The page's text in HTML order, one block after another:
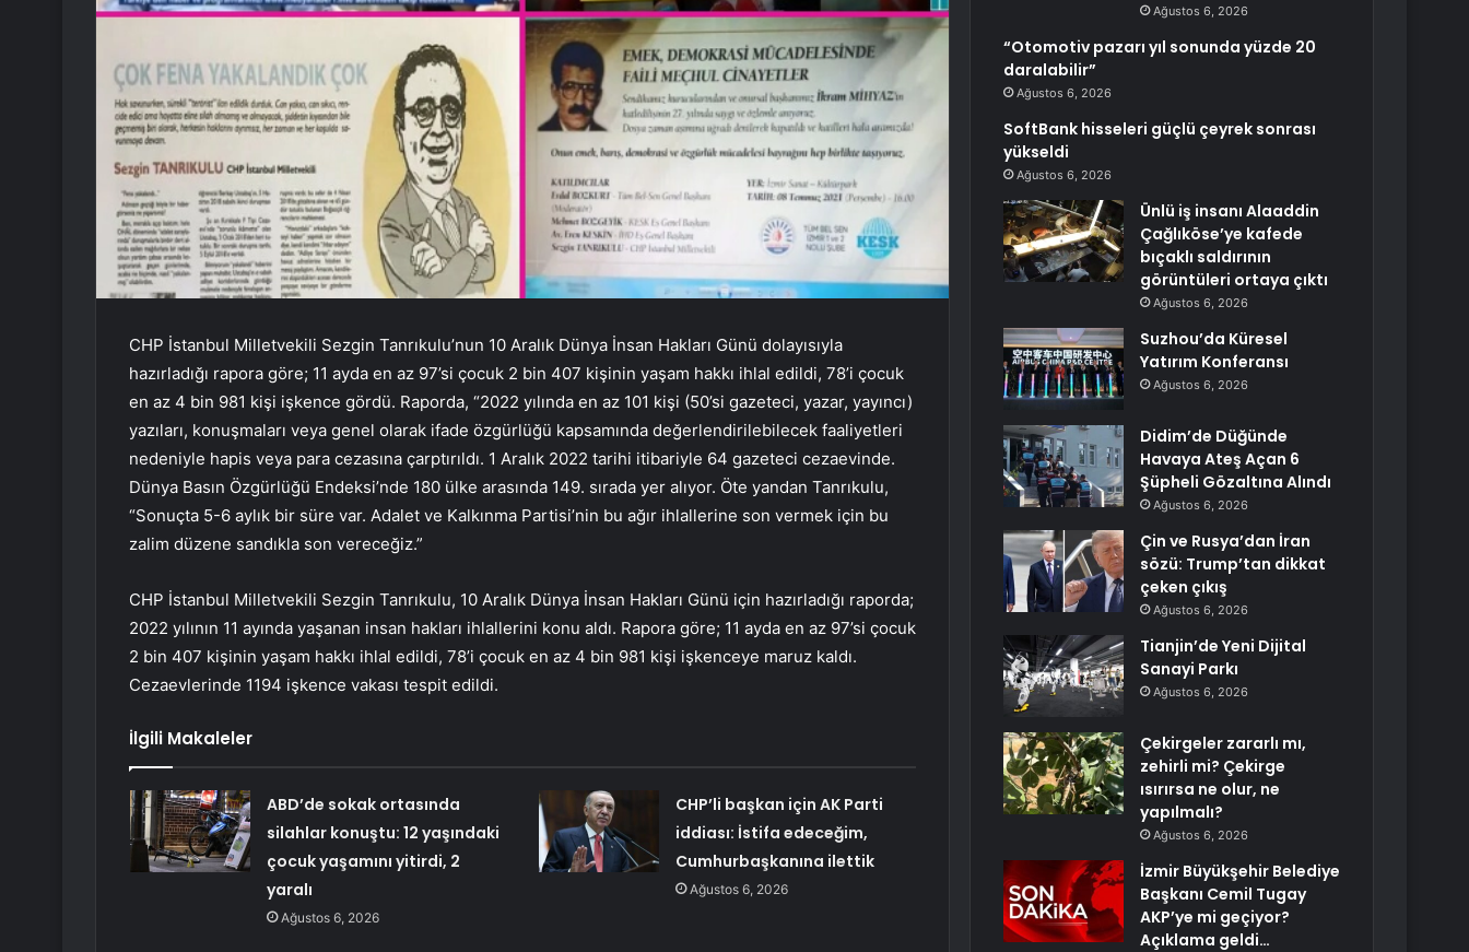
CHP İstanbul Milletvekili Sezgin Tanrıkulu’nun 10 Aralık Dünya İnsan Hakları Günü dolayısıyla
hazırladığı rapora göre; 11 ayda en az 97’si çocuk 2 bin 407 kişinin yaşam hakkı ihlal edildi, 78’i çocuk
en az 4 bin 981 kişi işkence gördü. Raporda, “2022 yılında en az 101 kişi (50’si gazeteci, yazar, yayıncı)
yazıları, konuşmaları veya genel olarak ifade özgürlüğü kapsamında değerlendirilebilecek faaliyetleri
nedeniyle hapis veya para cezasına çarptırıldı. 1 Aralık 2022 tarihi itibariyle 64 gazeteci cezaevinde.
Dünya Basın Özgürlüğü Endeksi’nde 180 ülke arasında 149. sırada yer alıyor. Öte yandan Tanrıkulu,
“Sonuçta 5-6 aylık bir süre var. Adalet ve Kalkınma Partisi’nin bu ağır ihlallerine son vermek için bu
zalim düzene sandıkla son vereceğiz.”
CHP İstanbul Milletvekili Sezgin Tanrıkulu, 10 Aralık Dünya İnsan Hakları Günü için hazırladığı raporda;
2022 yılının 11 ayında yaşanan insan hakları ihlallerini konu aldı. Rapora göre; 11 ayda en az 97’si çocuk
2 bin 407 kişinin yaşam hakkı ihlal edildi, 78’i çocuk en az 4 bin 981 kişi işkenceye maruz kaldı.
Cezaevlerinde 1194 işkence vakası tespit edildi.
İlgili Makaleler
ABD’de sokak ortasında
silahlar konuştu: 12 yaşındaki
çocuk yaşamını yitirdi, 2
yaralı
Ağustos 6, 2026
CHP’li başkan için AK Parti
iddiası: İstifa edeceğim,
Cumhurbaşkanına ilettik
Ağustos 6, 2026
Ağustos 6, 2026
“Otomotiv pazarı yıl sonunda yüzde 20
daralabilir”
Ağustos 6, 2026
SoftBank hisseleri güçlü çeyrek sonrası
yükseldi
Ağustos 6, 2026
Ünlü iş insanı Alaaddin
Çağlıköse’ye kafede
bıçaklı saldırının
görüntüleri ortaya çıktı
Ağustos 6, 2026
Suzhou’da Küresel
Yatırım Konferansı
Ağustos 6, 2026
Didim’de Düğünde
Havaya Ateş Açan 6
Şüpheli Gözaltına Alındı
Ağustos 6, 2026
Çin ve Rusya’dan İran
sözü: Trump’tan dikkat
çeken çıkış
Ağustos 6, 2026
Tianjin’de Yeni Dijital
Sanayi Parkı
Ağustos 6, 2026
Çekirgeler zararlı mı,
zehirli mi? Çekirge
ısırırsa ne olur, ne
yapılmalı?
Ağustos 6, 2026
İzmir Büyükşehir Belediye
Başkanı Cemil Tugay
AKP’ye mi geçiyor?
Açıklama geldi…